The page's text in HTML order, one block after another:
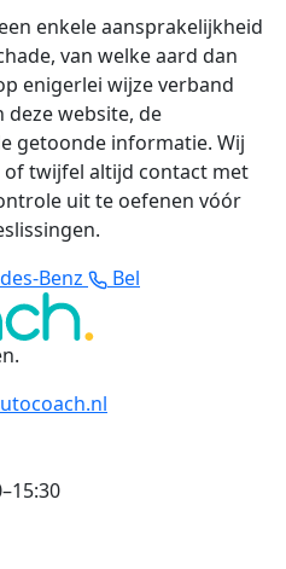
enkele aansprakelijkheid
van welke aard dan
enigerlei wijze verband
website, de
getoonde informatie. Wij
of twijfel altijd contact met
uit te oefenen vóór
Benz
Bel
.